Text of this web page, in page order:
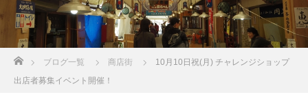
ブログ一覧 商店街
10月10日祝(月) チャレンジショップ
出店者募集イベント開催！